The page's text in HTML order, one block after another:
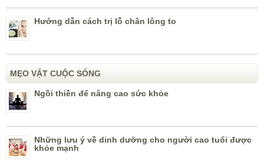
Hướng dẫn cách trị lỗ chân lông to
MẸO VẶT CUỘC SỐNG
Ngồi thiền để nâng cao sức khỏe
Những lưu ý về dinh dưỡng cho người cao tuổi được
khỏe mạnh